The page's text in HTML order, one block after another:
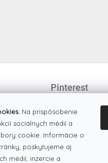
Na prispôsobenie
sociálnych médií a
cookie. Informácie o
poskytujeme aj
médií, inzercie a
Pinterest